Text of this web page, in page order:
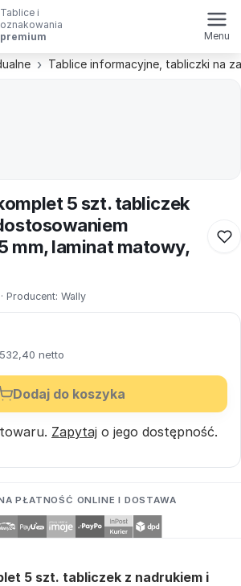
Tablice i
oznakowania
premium
Menu
Tablice informacyjne, tabliczki na
5 szt. tabliczek
mm, laminat matowy,
· Producent: Wally
532,40 netto
Dodaj do koszyka
Zapytaj o jego dostępność.
PŁATNOŚĆ ONLINE I DOSTAWA
5 szt. tabliczek z nadrukiem i